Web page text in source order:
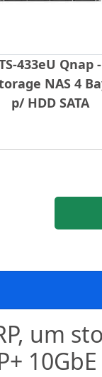
433eU Qnap -
NAS 4
p/ HDD SATA
um
10GbE